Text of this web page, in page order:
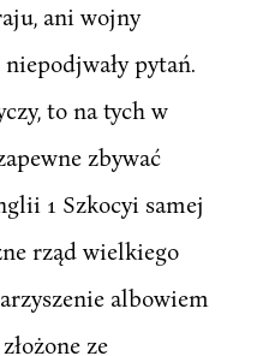
ani wojny
pytań.
to na tych w
zbywać
1 Szkocyi samej
rząd wielkiego
albowiem
ze